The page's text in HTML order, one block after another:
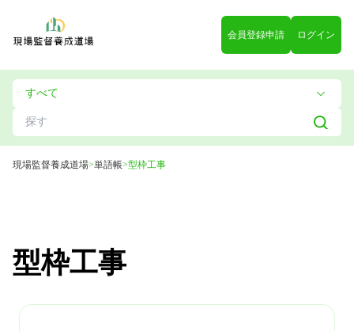
会員登録申請 ログイン
現場監督養成道場>単語帳>型枠工事
型枠工事